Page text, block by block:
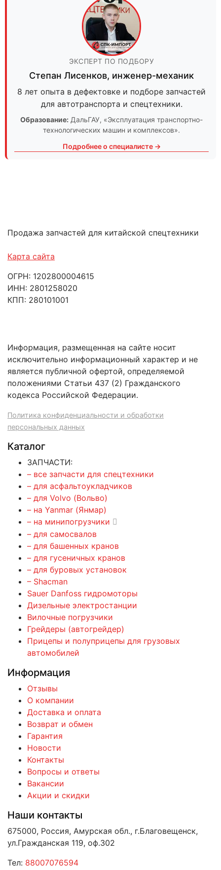
ЭКСПЕРТ ПО ПОДБОРУ
Степан Лисенков, инженер-механик
8 лет опыта в дефектовке и подборе запчастей
для автотранспорта и спецтехники.
Образование: ДальГАУ, «Эксплуатация транспортно-
технологических машин и комплексов».
Подробнее о специалисте →
Продажа запчастей для китайской спецтехники
Карта сайта
ОГРН: 1202800004615
ИНН: 2801258020
КПП: 280101001
Информация, размещенная на сайте носит
исключительно информационный характер и не
является публичной офертой, определяемой
положениями Статьи 437 (2) Гражданского
кодекса Российской Федерации.
Политика конфиденциальности и обработки
персональных данных
Каталог
ЗАПЧАСТИ:
– все запчасти для спецтехники
– для асфальтоукладчиков
– для Volvo (Вольво)
– на Yanmar (Янмар)
– на минипогрузчики
– для самосвалов
– для башенных кранов
– для гусеничных кранов
– для буровых установок
– Shacman
Sauer Danfoss гидромоторы
Дизельные электростанции
Вилочные погрузчики
Грейдеры (автогрейдер)
Прицепы и полуприцепы для грузовых
автомобилей
Информация
Отзывы
О компании
Доставка и оплата
Возврат и обмен
Гарантия
Новости
Контакты
Вопросы и ответы
Вакансии
Акции и скидки
Наши контакты
675000, Россия, Амурская обл., г.Благовещенск,
ул.Гражданская 119, оф.302
Тел: 88007076594